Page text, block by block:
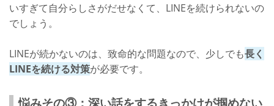
いすぎて自分らしさがだせなくて、LINEを続けられないの
でしょう。
LINEが続かないのは、致命的な問題なので、少しでも長く
LINEを続ける対策が必要です。
悩みその③：深い話をするきっかけが掴めない